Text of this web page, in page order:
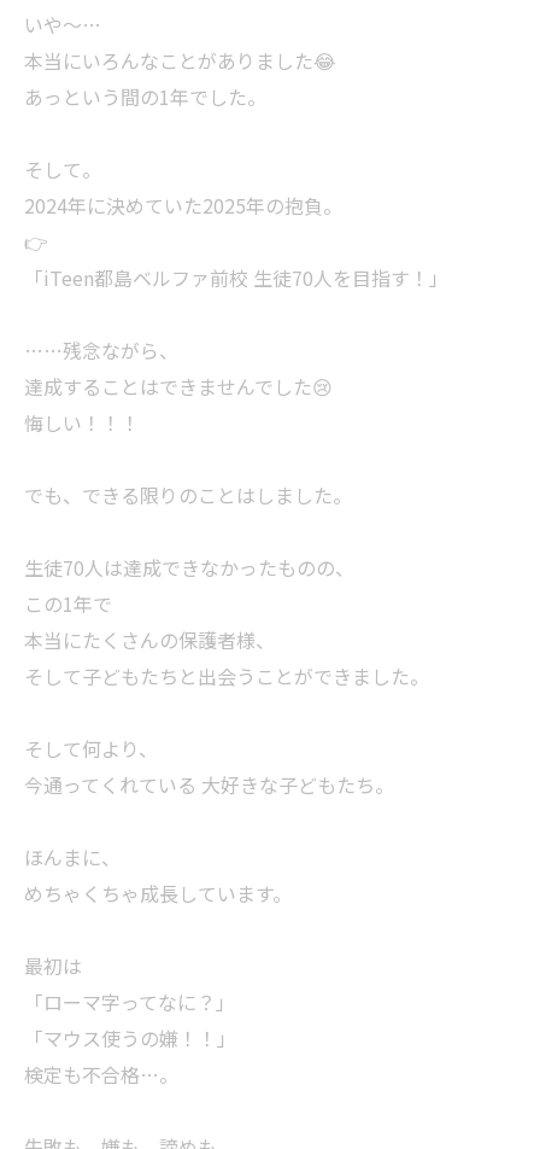
いや〜…
本当にいろんなことがありました😂
あっという間の1年でした。
そして。
2024年に決めていた2025年の抱負。
👉
「iTeen都島ベルファ前校 生徒70人を目指す！」
……残念ながら、
達成することはできませんでした😢
悔しい！！！
でも、できる限りのことはしました。
生徒70人は達成できなかったものの、
この1年で
本当にたくさんの保護者様、
そして子どもたちと出会うことができました。
そして何より、
今通ってくれている 大好きな子どもたち。
ほんまに、
めちゃくちゃ成長しています。
最初は
「ローマ字ってなに？」
「マウス使うの嫌！！」
検定も不合格…。